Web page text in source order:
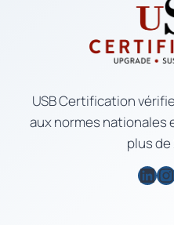
USB Certification
aux normes
plus de